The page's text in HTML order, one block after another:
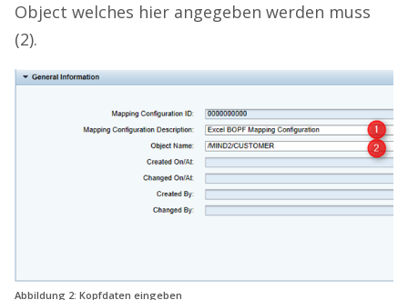
Object welches hier angegeben werden muss
(2).
Abbildung 2: Kopfdaten eingeben